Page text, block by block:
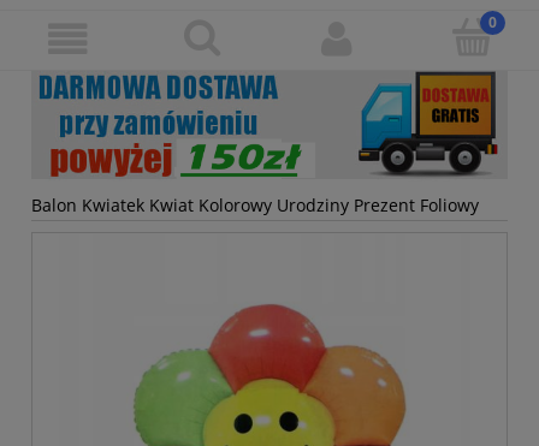
Balon Kwiatek Kwiat Kolorowy Urodziny Prezent Foliowy